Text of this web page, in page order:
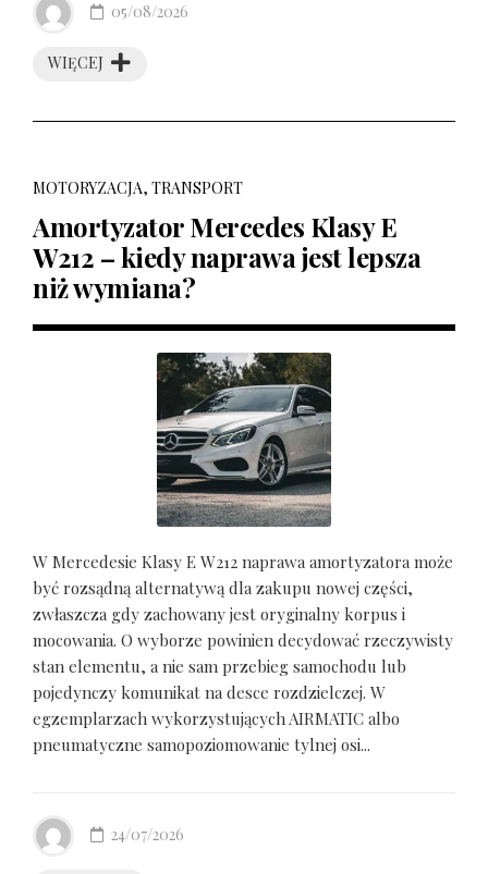
WIĘCEJ
05/08/2026
MOTORYZACJA, TRANSPORT
Amortyzator Mercedes Klasy E
W212 – kiedy naprawa jest lepsza
niż wymiana?
W Mercedesie Klasy E W212 naprawa amortyzatora może
być rozsądną alternatywą dla zakupu nowej części,
zwłaszcza gdy zachowany jest oryginalny korpus i
mocowania. O wyborze powinien decydować rzeczywisty
stan elementu, a nie sam przebieg samochodu lub
pojedynczy komunikat na desce rozdzielczej. W
egzemplarzach wykorzystujących AIRMATIC albo
pneumatyczne samopoziomowanie tylnej osi...
24/07/2026